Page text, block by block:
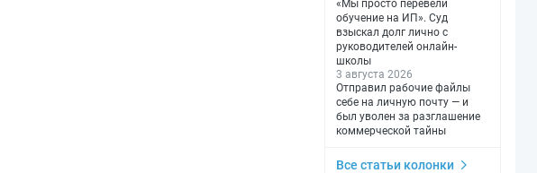
«Мы просто перевели
обучение на ИП». Суд
взыскал долг лично с
руководителей онлайн-
школы
3 августа 2026
Отправил рабочие файлы
себе на личную почту — и
был уволен за разглашение
коммерческой тайны
Все статьи колонки